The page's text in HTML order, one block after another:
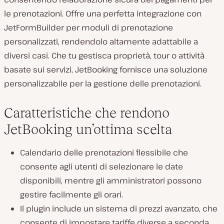
le prenotazioni. Offre una perfetta integrazione con
JetFormBuilder per moduli di prenotazione
personalizzati, rendendolo altamente adattabile a
diversi casi. Che tu gestisca proprietà, tour o attività
basate sui servizi, JetBooking fornisce una soluzione
personalizzabile per la gestione delle prenotazioni.
Caratteristiche che rendono
JetBooking un’ottima scelta
Calendario delle prenotazioni flessibile che
consente agli utenti di selezionare le date
disponibili, mentre gli amministratori possono
gestire facilmente gli orari.
Il plugin include un sistema di prezzi avanzato, che